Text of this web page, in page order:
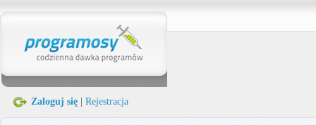
Zaloguj się Rejestracja